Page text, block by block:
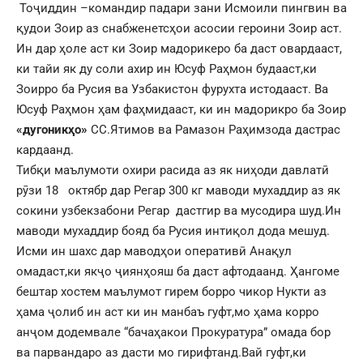
Тоҷиддин –командир падари зани Исмоили пингвин ва
қудои Зоир аз снабженетсҳои асосии героини Зоир аст.
Ин дар ҳоле аст ки Зоир мадорикеро ба даст овардааст,
ки тайи як ду соли ахир ин Юсуф Раҳмон будааст,ки
Зоирро ба Русия ва Узбакистон фурухта истодааст. Ва
Юсуф Раҳмон ҳам фаҳмидааст, ки ин мадорикро ба Зоир
«дугоникҳо» СС.Ятимов ва Рамазон Раҳимзода дастрас
кардаанд.
Тибқи маълумоти охири расида аз як ниҳоди давлатӣ
рӯзи 18 октябр дар Регар 300 кг маводи мухаддир аз як
сокини узбекзабони Регар дастгир ва мусодира шуд.Ин
маводи мухаддир бояд ба Русия интиқол дода мешуд.
Исми ин шахс дар маводҳои оперативӣ Анақул
омадаст,ки якҷо ҷиянҳояш ба даст афтодаанд. Ҳангоме
бештар хостем маълумот гирем борро чикор Нукти аз
ҳама ҷолиб ин аст ки ин манбаъ гуфт,мо ҳама корро
анҷом додемвале “бачаҳакои Прокуратура” омада бор
ва парвандаро аз дасти мо гирифтанд.Вай гуфт,ки